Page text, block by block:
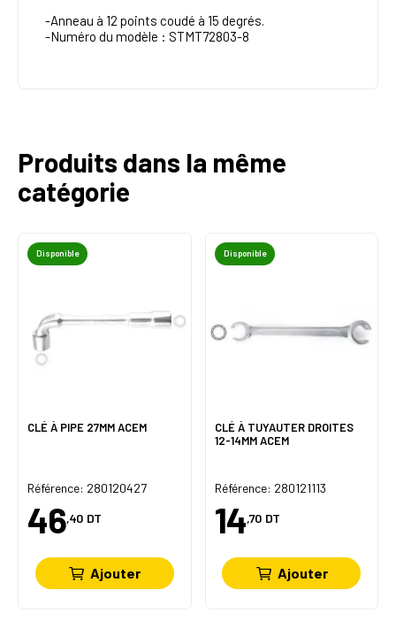
-Anneau à 12 points coudé à 15 degrés.
-Numéro du modèle : STMT72803-8
Produits dans la même
catégorie
Disponible
CLÉ À PIPE 27MM ACEM
Référence: 280120427
46,40 DT
Ajouter
Disponible
CLÉ À TUYAUTER DROITES
12-14MM ACEM
Référence: 280121113
14,70 DT
Ajouter